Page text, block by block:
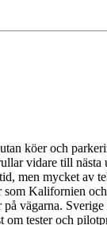
köer och
vidare till nästa
men mycket av
som Kalifornien
vägarna.
om tester och